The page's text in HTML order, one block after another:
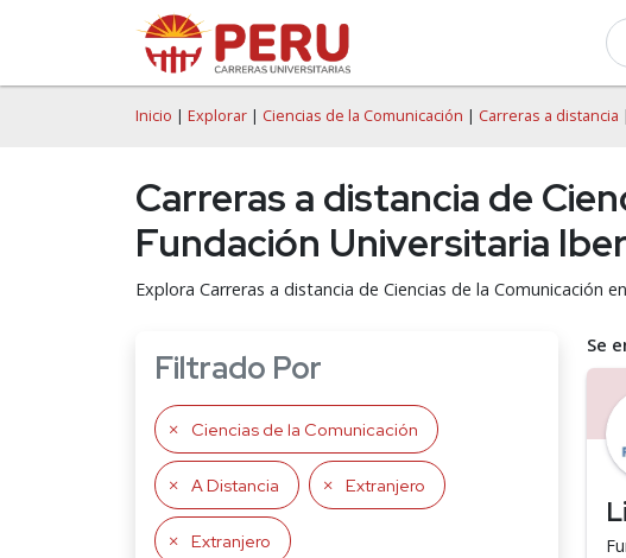
Inicio | Explorar | Ciencias de la Comunicación | Carreras a distancia |
Carreras a distancia de
Fundación Universitaria
Explora Carreras a distancia de Ciencias de la Comunicación
Filtrado Por
Ciencias de la Comunicación
A Distancia Extranjero
Extranjero
Se